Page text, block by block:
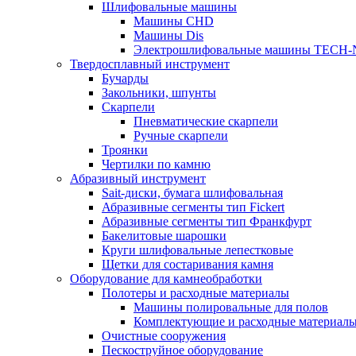
Шлифовальные машины
Машины CHD
Машины Dis
Электрошлифовальные машины TECH-
Твердосплавный инструмент
Бучарды
Закольники, шпунты
Скарпели
Пневматические скарпели
Ручные скарпели
Троянки
Чертилки по камню
Абразивный инструмент
Sait-диски, бумага шлифовальная
Абразивные сегменты тип Fickert
Абразивные сегменты тип Франкфурт
Бакелитовые шарошки
Круги шлифовальные лепестковые
Щетки для состаривания камня
Оборудование для камнеобработки
Полотеры и расходные материалы
Машины полировальные для полов
Комплектующие и расходные
Очистные сооружения
Пескоструйное оборудование